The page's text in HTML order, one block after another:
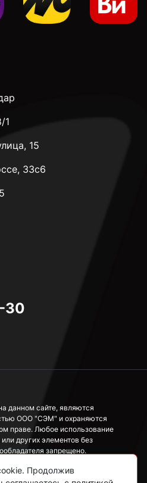
1
15
33с6
30
данном сайте, являются
ООО "СЭМ" и охраняются
праве. Любое использование
других элементов без
запрещено.
сайте, носит исключительно
Продолжив